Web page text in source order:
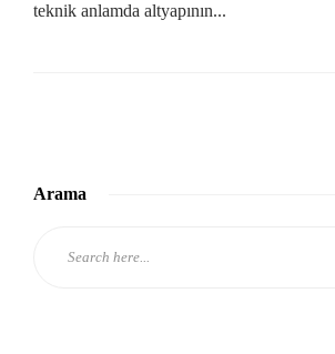
teknik anlamda altyapının...
Arama